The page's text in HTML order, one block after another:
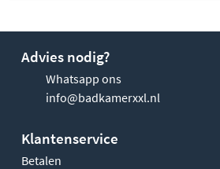
Advies nodig?
Whatsapp ons
info@badkamerxxl.nl
Klantenservice
Betalen